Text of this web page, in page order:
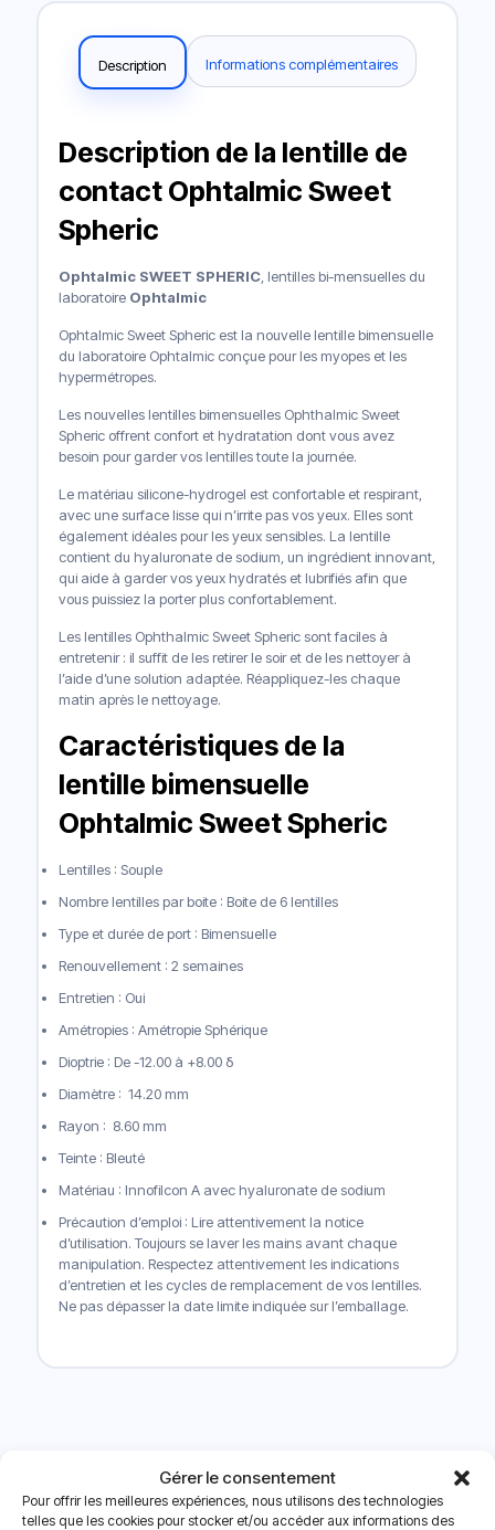
Gérer le consentement
Pour offrir les meilleures expériences, nous utilisons des technologies
telles que les cookies pour stocker et/ou accéder aux informations des
Description Informations complémentaires
Description de la lentille de
contact Ophtalmic Sweet
Spheric
Ophtalmic SWEET SPHERIC, lentilles bi-mensuelles du
laboratoire Ophtalmic
Ophtalmic Sweet Spheric est la nouvelle lentille bimensuelle
du laboratoire Ophtalmic conçue pour les myopes et les
hypermétropes.
Les nouvelles lentilles bimensuelles Ophthalmic Sweet
Spheric offrent confort et hydratation dont vous avez
besoin pour garder vos lentilles toute la journée.
Le matériau silicone-hydrogel est confortable et respirant,
avec une surface lisse qui n’irrite pas vos yeux. Elles sont
également idéales pour les yeux sensibles. La lentille
contient du hyaluronate de sodium, un ingrédient innovant,
qui aide à garder vos yeux hydratés et lubrifiés afin que
vous puissiez la porter plus confortablement.
Les lentilles Ophthalmic Sweet Spheric sont faciles à
entretenir : il suffit de les retirer le soir et de les nettoyer à
l’aide d’une solution adaptée. Réappliquez-les chaque
matin après le nettoyage.
Caractéristiques de la
lentille bimensuelle
Ophtalmic Sweet Spheric
Lentilles : Souple
Nombre lentilles par boite : Boite de 6 lentilles
Type et durée de port : Bimensuelle
Renouvellement : 2 semaines
Entretien : Oui
Amétropies : Amétropie Sphérique
Dioptrie : De -12.00 à +8.00 δ
Diamètre : 14.20 mm
Rayon : 8.60 mm
Teinte : Bleuté
Matériau : Innofilcon A avec hyaluronate de sodium
Précaution d’emploi : Lire attentivement la notice
d’utilisation. Toujours se laver les mains avant chaque
manipulation. Respectez attentivement les indications
d’entretien et les cycles de remplacement de vos lentilles.
Ne pas dépasser la date limite indiquée sur l’emballage.